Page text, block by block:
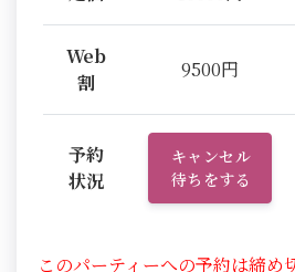
Web
割
9500円
予約
状況
キャンセル
待ちをする
このパーティーへの予約は締め